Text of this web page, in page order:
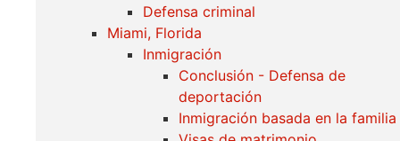
Defensa criminal
Miami, Florida
Inmigración
Conclusión - Defensa de
deportación
Inmigración basada en la familia